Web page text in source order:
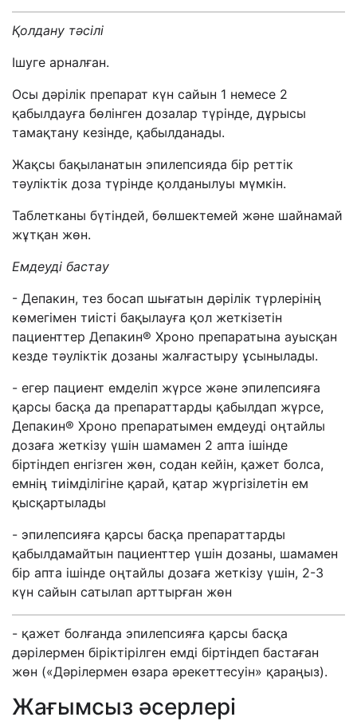
Қолдану тәсілі
Ішуге арналған.
Осы дәрілік препарат күн сайын 1 немесе 2
қабылдауға бөлінген дозалар түрінде, дұрысы
тамақтану кезінде, қабылданады.
Жақсы бақыланатын эпилепсияда бір реттік
тәуліктік доза түрінде қолданылуы мүмкін.
Таблетканы бүтіндей, бөлшектемей және шайнамай
жұтқан жөн.
Емдеуді бастау
- Депакин, тез босап шығатын дәрілік түрлерінің
көмегімен тиісті бақылауға қол жеткізетін
пациенттер Депакин® Хроно препаратына ауысқан
кезде тәуліктік дозаны жалғастыру ұсынылады.
- егер пациент емделіп жүрсе және эпилепсияға
қарсы басқа да препараттарды қабылдап жүрсе,
Депакин® Хроно препаратымен емдеуді оңтайлы
дозаға жеткізу үшін шамамен 2 апта ішінде
біртіндеп енгізген жөн, содан кейін, қажет болса,
емнің тиімділігіне қарай, қатар жүргізілетін ем
қысқартылады
- эпилепсияға қарсы басқа препараттарды
қабылдамайтын пациенттер үшін дозаны, шамамен
бір апта ішінде оңтайлы дозаға жеткізу үшін, 2-3
күн сайын сатылап арттырған жөн
- қажет болғанда эпилепсияға қарсы басқа
дәрілермен біріктірілген емді біртіндеп бастаған
жөн («Дәрілермен өзара әрекеттесуін» қараңыз).
Жағымсыз әсерлері